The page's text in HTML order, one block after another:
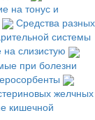
на тонус и
Средства разных
системы
слизистую
при болезни
желчных
кишечной